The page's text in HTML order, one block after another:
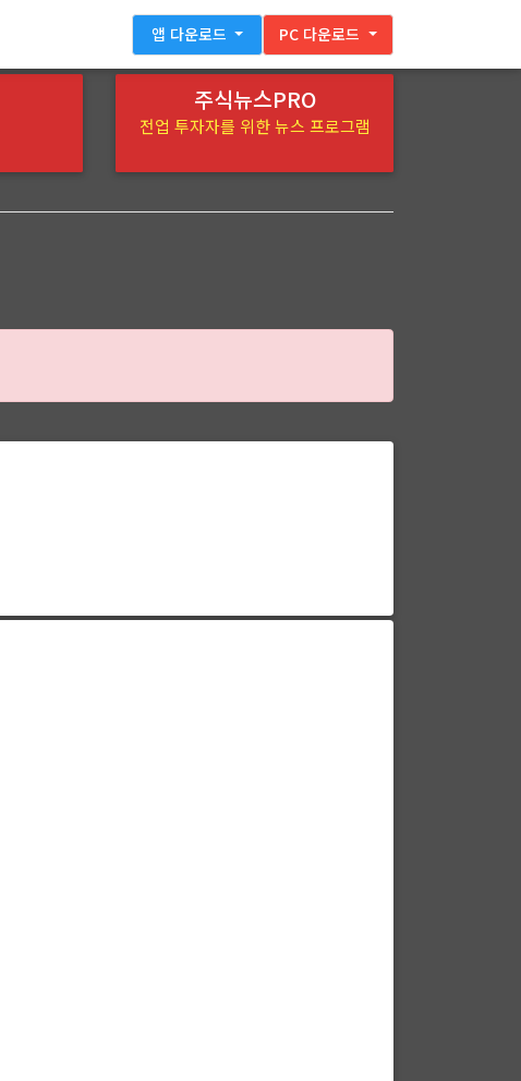
앱 다운로드 PC 다운로드
주식뉴스PRO
전업 투자자를 위한 뉴스 프로그램